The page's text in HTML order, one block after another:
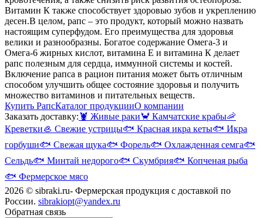
Витамин К также способствует здоровью зубов и укреплению
десен.В целом, рапс – это продукт, который можно назвать
настоящим суперфудом. Его преимущества для здоровья
велики и разнообразны. Богатое содержание Омега-3 и
Омега-6 жирных кислот, витамина Е и витамина К делает
рапс полезным для сердца, иммунной системы и костей.
Включение рапса в рацион питания может быть отличным
способом улучшить общее состояние здоровья и получить
множество витаминов и питательных веществ.
Купить РапсКаталог продукцииО компании
Заказать доставку: 🦞 Живые раки🦀 Камчатские крабы🦐
Креветки🦪 Свежие устрицы🐟 Красная икра кеты🐟 Икра
горбуши🐟 Свежая щука🐟 Форель🐟 Охлажденная семга🐟
Сельдь🐟 Минтай недорого🐟 Скумбрия🐟 Копченая рыба
🐟 Фермерское мясо
2026 © sibraki.ru- Фермерская продукция с доставкой по
России. sibrakiopt@yandex.ru
Обратная связь